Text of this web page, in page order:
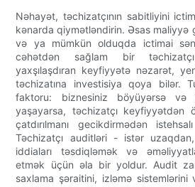
Nəhayət, təchizatçının sabitliyini
kənarda qiymətləndirin. Əsas maliyyə
və ya mümkün olduqda ictimai
cəhətdən sağlam bir
yaxşılaşdıran keyfiyyətə nəzarət,
təchizatına investisiya qoya bilər.
faktoru: biznesiniz böyüyərsə və
yaşayarsa, təchizatçı keyfiyyətdən
çatdırılmanı gecikdirmədən
Təchizatçı auditləri - istər
iddiaları təsdiqləmək və
etmək üçün əla bir yoldur. Audit
saxlama şəraitini, izləmə sistemlərini